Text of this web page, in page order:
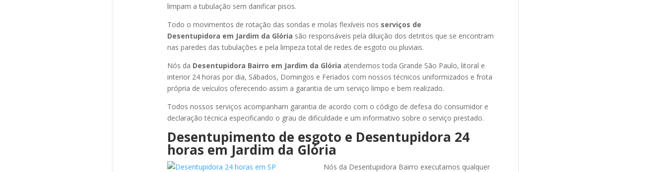
limpam a tubulação sem danificar pisos.
Todo o movimentos de rotação das sondas e molas flexíveis nos serviços de
Desentupidora em Jardim da Glória são responsáveis pela diluição dos detritos que se encontram
nas paredes das tubulações e pela limpeza total de redes de esgoto ou pluviais.
Nós da Desentupidora Bairro em Jardim da Glória atendemos toda Grande São Paulo, litoral e
interior 24 horas por dia, Sábados, Domingos e Feriados com nossos técnicos uniformizados e frota
própria de veículos oferecendo assim a garantia de um serviço limpo e bem realizado.
Todos nossos serviços acompanham garantia de acordo com o código de defesa do consumidor e
declaração técnica especificando o grau de dificuldade e um informativo sobre o serviço prestado.
Desentupimento de esgoto e Desentupidora 24
horas em Jardim da Glória
Nós da Desentupidora Bairro executamos qualquer